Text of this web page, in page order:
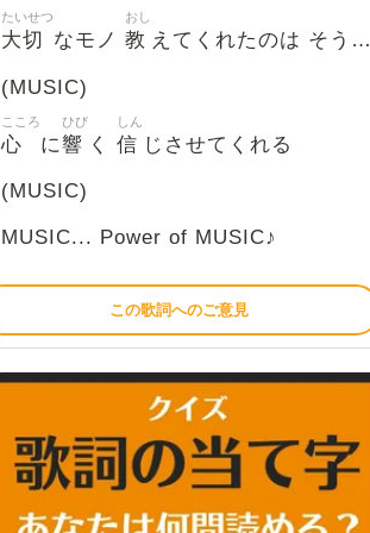
大切
たいせつ
なモノ 教
おし
えてくれたのは そう…
(MUSIC)
心
こころ
に響
ひび
く 信
しん
じさせてくれる
(MUSIC)
MUSIC... Power of MUSIC♪
この歌詞へのご意見